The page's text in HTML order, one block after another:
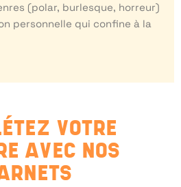
(polar, burlesque, horreur)
personnelle qui confine à la
VOTRE
AVEC NOS